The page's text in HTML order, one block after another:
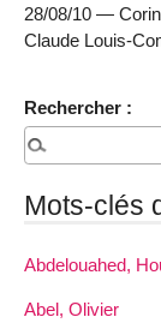
28/08/10 —
Claude Louis-
Rechercher :
Mots-clés
Abdelouahed,
Abel, Olivier